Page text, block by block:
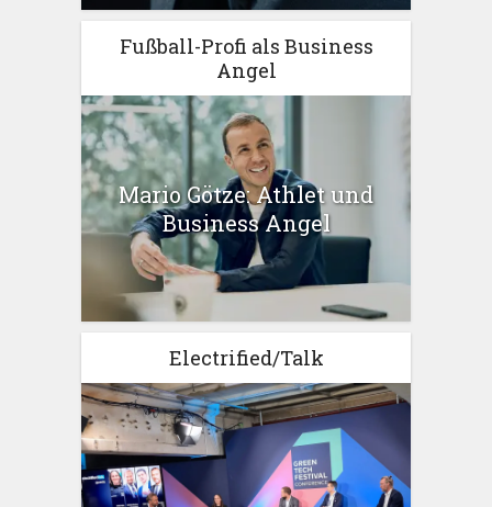
Fußball-Profi als Business
Angel
Mario Götze: Athlet und
Business Angel
Electrified/Talk